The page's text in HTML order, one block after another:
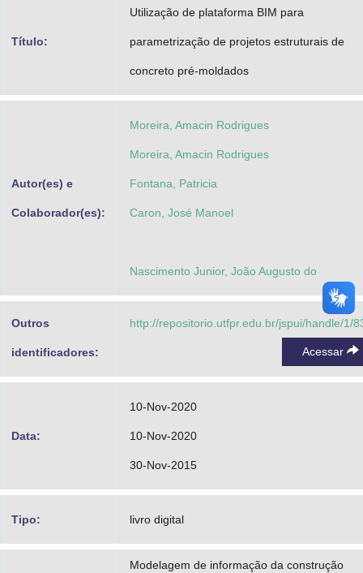
Título:
Utilização de plataforma BIM para
parametrização de projetos estruturais de
concreto pré-moldados
Autor(es) e
Colaborador(es):
Moreira, Amacin Rodrigues
Moreira, Amacin Rodrigues
Fontana, Patricia
Caron, José Manoel
Nascimento Junior, João Augusto do
Outros
identificadores:
http://repositorio.utfpr.edu.br/jspui/handle/1/
Acessar
Data:
10-Nov-2020
10-Nov-2020
30-Nov-2015
Tipo: livro digital
Modelagem de informação da construção